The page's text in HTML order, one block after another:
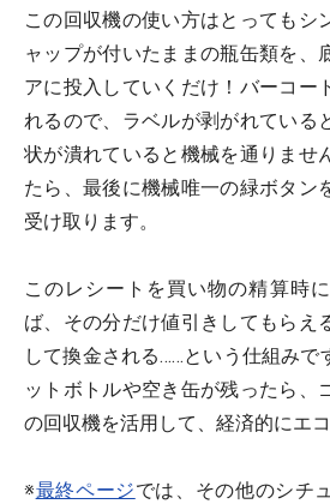
この回収機の使い方はとってもシ
ャップが付いたままの瓶缶類を、
アに投入していくだけ！バーコー
れるので、ラベルが剥がれている
状が潰れていると機械を通りませ
たら、最後に機械唯一の緑ボタン
受け取ります。
このレシートを買い物の精算時
ば、その分だけ値引きしてもらえ
して換金される……という仕組みで
ットボトルや空き缶が残ったら、
の回収機を活用して、経済的にエ
※最終ページでは、その他のシチ